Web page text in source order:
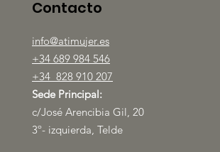
Contacto
info@atimujer.es
+34 689 984 546
+34 828 910 207
Sede Principal:
c/José Arencibia Gil, 20
3º- izquierda, Telde